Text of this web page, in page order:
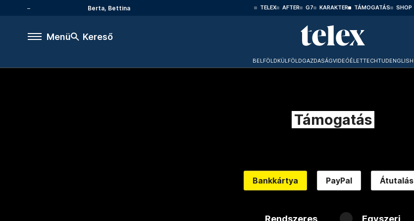
Berta, Bettina TELEX AFTER G7 KARAKTER TÁMOGATÁS SHOP
Menü Kereső
BELFÖLDKÜLFÖLDGAZDASÁGVIDEÓÉLETTECHTUDENGLISH
Támogatás
Bankkártya PayPal Átutalás
Rendszeres Egyszeri